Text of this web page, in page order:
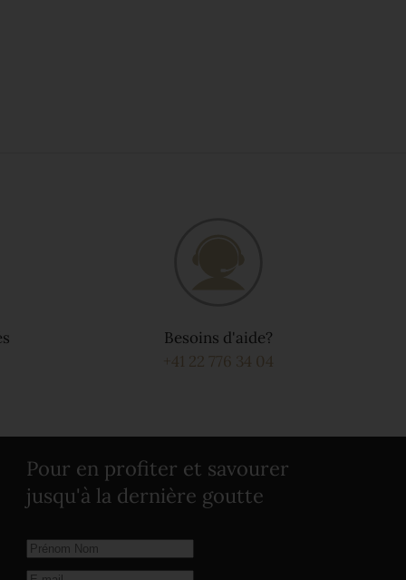
Besoins d'aide?
+41 22 776 34 04
Pour en profiter et savourer
jusqu'à la dernière goutte